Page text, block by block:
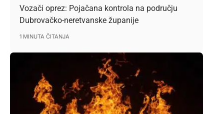
Vozači oprez: Pojačana kontrola na području
Dubrovačko-neretvanske županije
1 MINUTA ČITANJA